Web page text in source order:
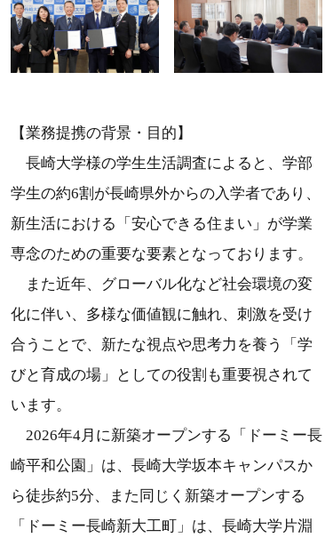
【業務提携の背景・目的】
長崎大学様の学生生活調査によると、学部
学生の約6割が長崎県外からの入学者であり、
新生活における「安心できる住まい」が学業
専念のための重要な要素となっております。
また近年、グローバル化など社会環境の変
化に伴い、多様な価値観に触れ、刺激を受け
合うことで、新たな視点や思考力を養う「学
びと育成の場」としての役割も重要視されて
います。
2026年4月に新築オープンする「ドーミー長
崎平和公園」は、長崎大学坂本キャンパスか
ら徒歩約5分、また同じく新築オープンする
「ドーミー長崎新大工町」は、長崎大学片淵